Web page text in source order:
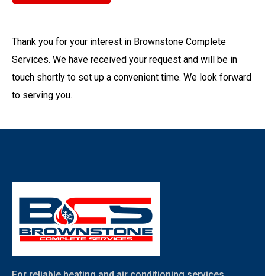
Thank you for your interest in Brownstone Complete
Services. We have received your request and will be in
touch shortly to set up a convenient time. We look forward
to serving you.